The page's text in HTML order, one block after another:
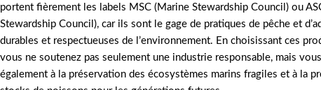
portent fièrement les labels MSC (Marine Stewardship Council) ou
Stewardship Council), car ils sont le gage de pratiques de pêche et
durables et respectueuses de l’environnement. En choisissant ces
vous ne soutenez pas seulement une industrie responsable, mais
également à la préservation des écosystèmes marins fragiles et à la